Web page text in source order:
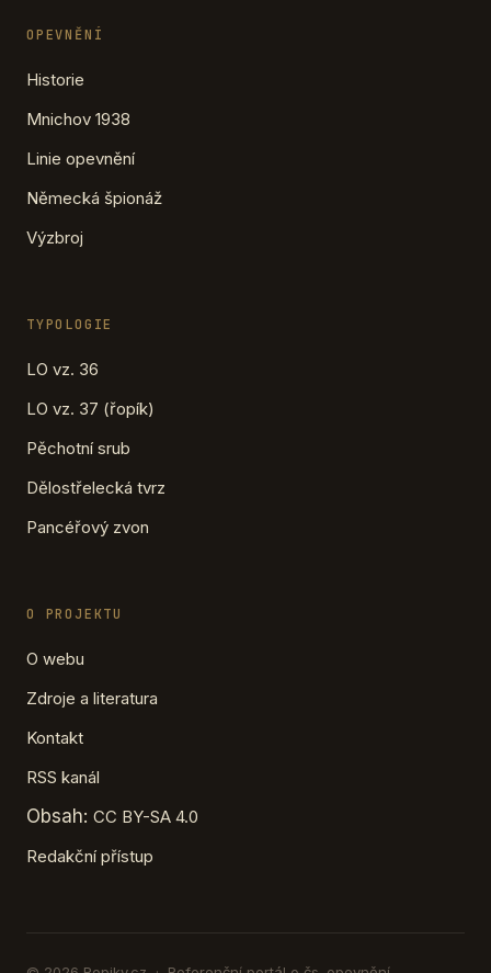
OPEVNĚNÍ
Historie
Mnichov 1938
Linie opevnění
Německá špionáž
Výzbroj
TYPOLOGIE
LO vz. 36
LO vz. 37 (řopík)
Pěchotní srub
Dělostřelecká tvrz
Pancéřový zvon
O PROJEKTU
O webu
Zdroje a literatura
Kontakt
RSS kanál
Obsah: CC BY-SA 4.0
Redakční přístup